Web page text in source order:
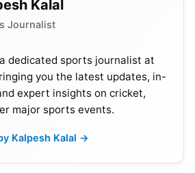
Kalal
Journalist
dedicated sports journalist at
you the latest updates, in-
expert insights on cricket,
major sports events.
Kalpesh Kalal →